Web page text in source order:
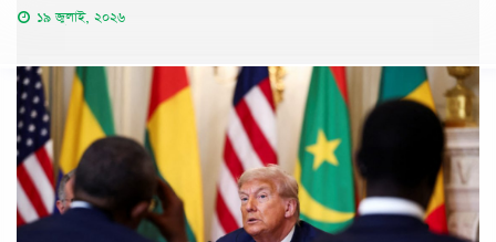
১৯ জুলাই, ২০২৬